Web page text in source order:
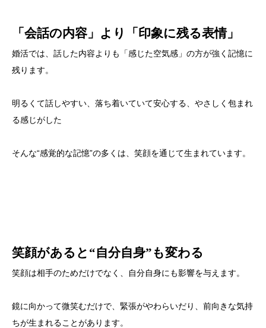
「会話の内容」より「印象に残る表情」
婚活では、話した内容よりも「感じた空気感」の方が強く記憶に
残ります。
明るくて話しやすい、落ち着いていて安心する、やさしく包まれ
る感じがした
そんな“感覚的な記憶”の多くは、笑顔を通じて生まれています。
笑顔があると“自分自身”も変わる
笑顔は相手のためだけでなく、自分自身にも影響を与えます。
鏡に向かって微笑むだけで、緊張がやわらいだり、前向きな気持
ちが生まれることがあります。